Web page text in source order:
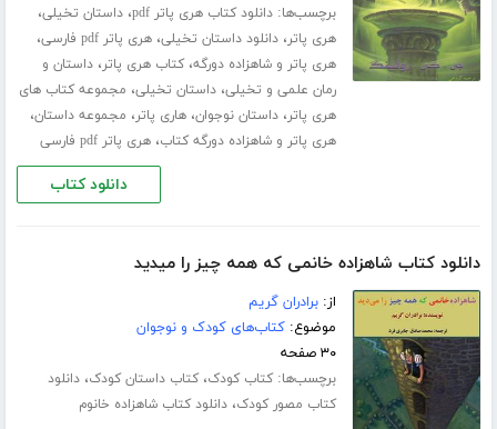
برچسب‌ها:دانلود کتاب هری پاتر pdf ،داستان تخیلی،
هری پاتر،دانلود داستان تخیلی،هری پاتر pdf فارسی ،
هری پاتر و شاهزاده دورگه،کتاب هری پاتر،داستان و
رمان علمی و تخیلی،داستان تخیلی، مجموعه کتاب های
هری پاتر،داستان نوجوان،هاری پاتر، مجموعه داستان،
هری پاتر و شاهزاده دورگه کتاب،هری پاتر pdf فارسی
دانلود کتاب
دانلود کتاب شاهزاده خانمی که همه چیز را میدید
از:برادران گریم
موضوع:کتاب‌های کودک و نوجوان
۳۰ صفحه
برچسب‌ها:کتاب کودک،کتاب داستان کودک،دانلود
کتاب مصور کودک،دانلود کتاب شاهزاده خانوم